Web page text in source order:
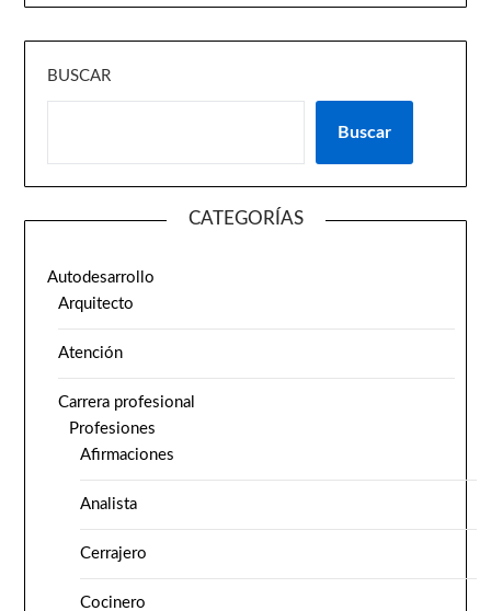
BUSCAR
Buscar
CATEGORÍAS
Autodesarrollo
Arquitecto
Atención
Carrera profesional
Profesiones
Afirmaciones
Analista
Cerrajero
Cocinero